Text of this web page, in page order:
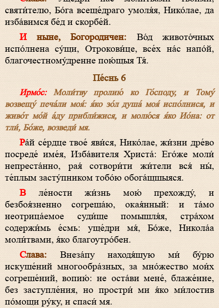
святи́телю, Бо́га всеще́драго умоля́я, Нико́лае, да
изба́вимся бе́д и скорбе́й.
И ныне, Богородичен:Во́д живото́чных
испо́лнена су́щи, Отрокови́це, все́х на́с напо́й,
благочестному́дренне пою́щыя Тя́.
Пе́снь 6
Ирмо́с:Моли́тву пролию́ ко Го́споду, и Тому́
возвещу́ печа́ли моя́: я́ко зо́л душа́ моя́ испо́лнися, и
живо́т мо́й а́ду прибли́жися, и молю́ся я́ко Ио́на: от
тли́, Бо́же, возведи́ мя.
Ра́й се́рдце твое́ яви́ся, Нико́лае, жи́зни дре́во
посреде́ име́я, Изба́вителя Христа́: Его́же моли́
непреста́нно, рая́ сотвори́ти жи́тели вся́ ны́,
те́плым засту́пником тобо́ю обога́щшыяся.
В ле́ности жи́знь мою́ прехожду́, и
безбоя́зненно согреша́ю, окая́нный: и та́мо
неотрица́емое суди́ще помышля́я, стра́хом
содержи́мь е́смь: уще́дри мя́, Бо́же, Никола́а
моли́твами, я́ко благоутро́бен.
Слава:Внеза́пу находя́щую ми́ бу́рю
искуше́ний многообра́зных, за мно́жество мои́х
согреше́ний, вопию́: не оста́ви мене́, блаже́нне,
без заступле́ния, но простри́ ми я́ко ми́лостив
по́мощи ру́ку, и спаси́ мя.